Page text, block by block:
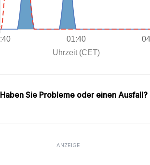
Haben Sie Probleme oder einen Ausfall?
ANZEIGE